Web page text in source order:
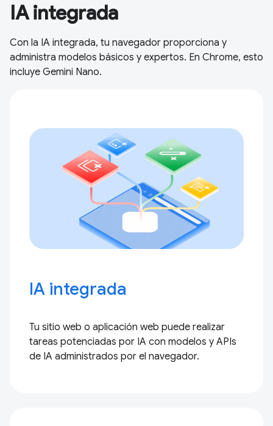
IA integrada
Con la IA integrada, tu navegador proporciona y
administra modelos básicos y expertos. En Chrome, esto
incluye Gemini Nano.
IA integrada
Tu sitio web o aplicación web puede realizar
tareas potenciadas por IA con modelos y APIs
de IA administrados por el navegador.